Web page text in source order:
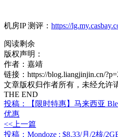
机房IP 测评： https://
阅读剩余
版权声明：
作者：嘉靖
链接：https://blog.liangjinjin.cn/
文章版权归作者所有，未经允许
THE END
投稿：【限时特惠】马来西亚
优惠
<<上一篇
投稿：Mondoze : $8.33/月/2核/